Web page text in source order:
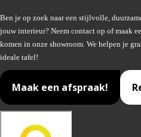
Ben je op zoek naar een stijlvolle,
jouw interieur? Neem contact op of maak
komen in onze showroom. We helpen je
ideale tafel!
Maak een afspraak!